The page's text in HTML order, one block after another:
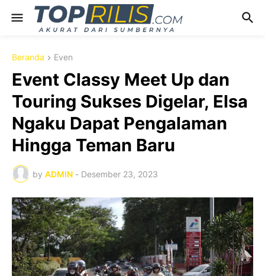
Beranda Even
Event Classy Meet Up dan
Touring Sukses Digelar, Elsa
Ngaku Dapat Pengalaman
Hingga Teman Baru
by ADMIN - Desember 23, 2023